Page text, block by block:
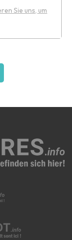
Sie uns, um